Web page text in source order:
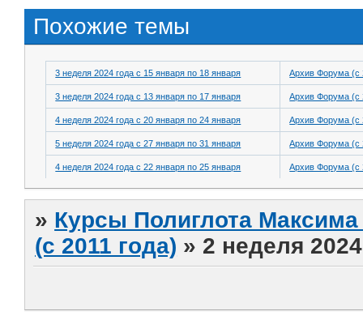
Похожие темы
3 неделя 2024 года с 15 января по 18 января Архив Форума (с
3 неделя 2024 года с 13 января по 17 января Архив Форума (с
4 неделя 2024 года с 20 января по 24 января Архив Форума (с
5 неделя 2024 года с 27 января по 31 января Архив Форума (с
4 неделя 2024 года с 22 января по 25 января Архив Форума (с
» Курсы Полиглота
(с 2011 года) » 2 неделя